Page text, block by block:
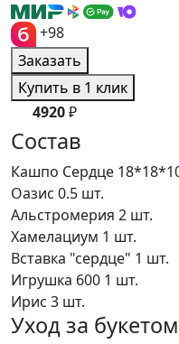
+98
Заказать
Купить в 1 клик
4920₽
Состав
Кашпо Сердце
Оазис 0.5 шт.
Альстромерия 2 шт.
Хамелациум 1 шт.
Вставка "сердце" 1 шт.
Игрушка 600 1 шт.
Ирис 3 шт.
Уход за букетом